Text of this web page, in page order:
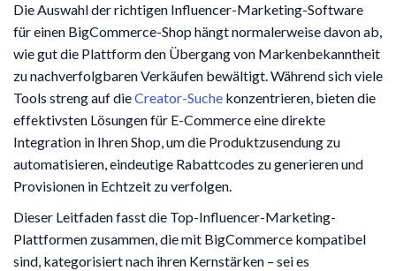
Die Auswahl der richtigen Influencer-Marketing-Software
für einen BigCommerce-Shop hängt normalerweise davon ab,
wie gut die Plattform den Übergang von Markenbekanntheit
zu nachverfolgbaren Verkäufen bewältigt. Während sich viele
Tools streng auf dieCreator-Suche konzentrieren, bieten die
effektivsten Lösungen für E-Commerce eine direkte
Integration in Ihren Shop, um die Produktzusendung zu
automatisieren, eindeutige Rabattcodes zu generieren und
Provisionen in Echtzeit zu verfolgen.
Dieser Leitfaden fasst die Top-Influencer-Marketing-
Plattformen zusammen, die mit BigCommerce kompatibel
sind, kategorisiert nach ihren Kernstärken – sei es